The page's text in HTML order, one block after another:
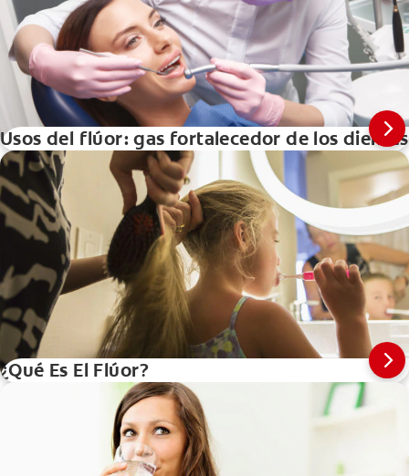
Usos del flúor: gas fortalecedor de los dientes
¿Qué Es El Flúor?